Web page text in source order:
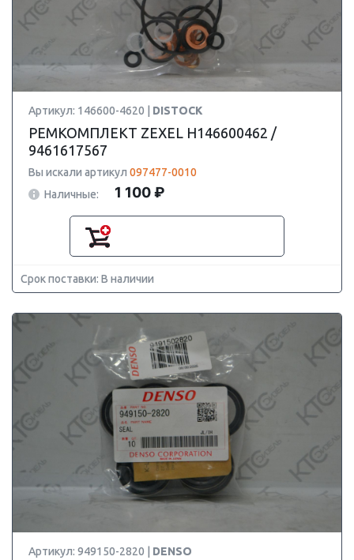
Артикул: 146600-4620 | DISTOCK
РЕМКОМПЛЕКТ ZEXEL H146600462 /
9461617567
Вы искали артикул 097477-0010
Наличные:
1 100 ₽
Срок поставки: В наличии
Артикул: 949150-2820 | DENSO